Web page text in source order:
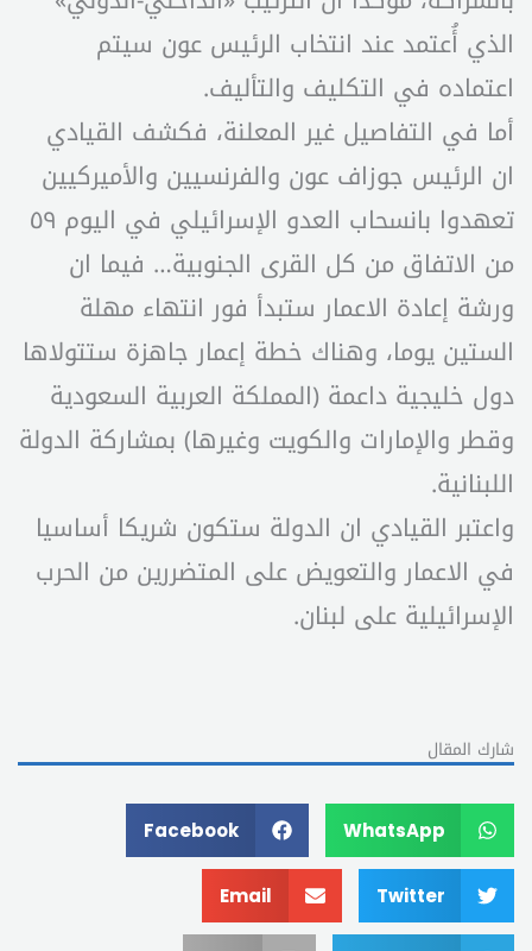
الذي أُعتمد عند انتخاب الرئيس عون سيتم
اعتماده في التكليف والتأليف.
أما في التفاصيل غير المعلنة، فكشف القيادي
ان الرئيس جوزاف عون والفرنسيين والأميركيين
تعهدوا بانسحاب العدو الإسرائيلي في اليوم ٥٩
من الاتفاق من كل القرى الجنوبية… فيما ان
ورشة إعادة الاعمار ستبدأ فور انتهاء مهلة
الستين يوما، وهناك خطة إعمار جاهزة ستتولاها
دول خليجية داعمة (المملكة العربية السعودية
وقطر والإمارات والكويت وغيرها) بمشاركة الدولة
اللبنانية.
واعتبر القيادي ان الدولة ستكون شريكا أساسيا
في الاعمار والتعويض على المتضررين من الحرب
الإسرائيلية على لبنان.
شارك المقال
WhatsApp
Facebook
Twitter
Email